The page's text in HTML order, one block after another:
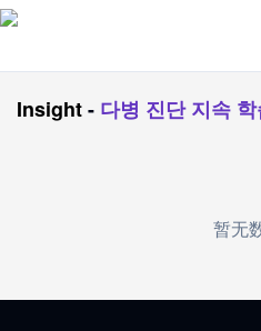
Insight- 다병 진단 지속
暂无